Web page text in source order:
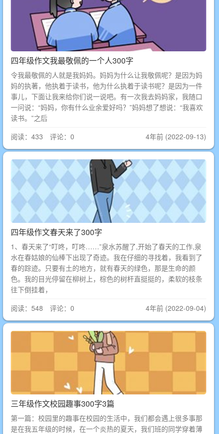
四年级作文我最敬佩的一个人300字
令我最敬佩的人就是我妈妈。妈妈为什么让我敬佩呢？是因为妈
妈的执著，他执着于读书，他为什么执着于读书呢？是因为一件
事儿，下面让我来给你们说一说吧。有一次我去妈妈家，我随口
一问说：“妈妈，你有什么业余爱好吗？”妈妈想了想说：“我喜欢
读书。”之后
阅读：433 评论：0
4年前 (2022-09-13)
四年级作文春天来了300字
1、春天来了“叮咚，叮咚……”泉水苏醒了,开始了春天的工作,泉
水在春姑娘的仙棒下出现了奇迹。我在仔细的寻找着，我看到了
春的踪迹。只要有土的地方，就有春天的绿色，那是生命的颜
色。我的目光停留在柳树上，棕色的树杆直挺挺的，柔软的枝条
往下倒挂着，
阅读：548 评论：0
4年前 (2022-09-04)
三年级作文校园趣事300字3篇
第一篇：校园里的趣事在校园的生活中，我们都会遇上很多事那
是在我五年级的时候，在一个炎热的夏天，我们班的同学穿着薄